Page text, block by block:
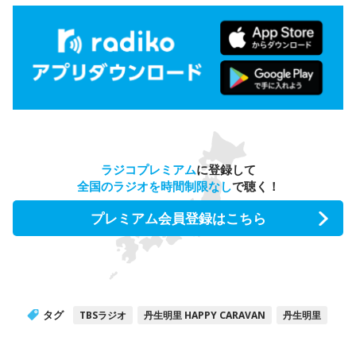
ラジコプレミアムに登録して
全国のラジオを時間制限なしで聴く！
プレミアム会員登録はこちら
タグ TBSラジオ 丹生明里 HAPPY CARAVAN 丹生明里